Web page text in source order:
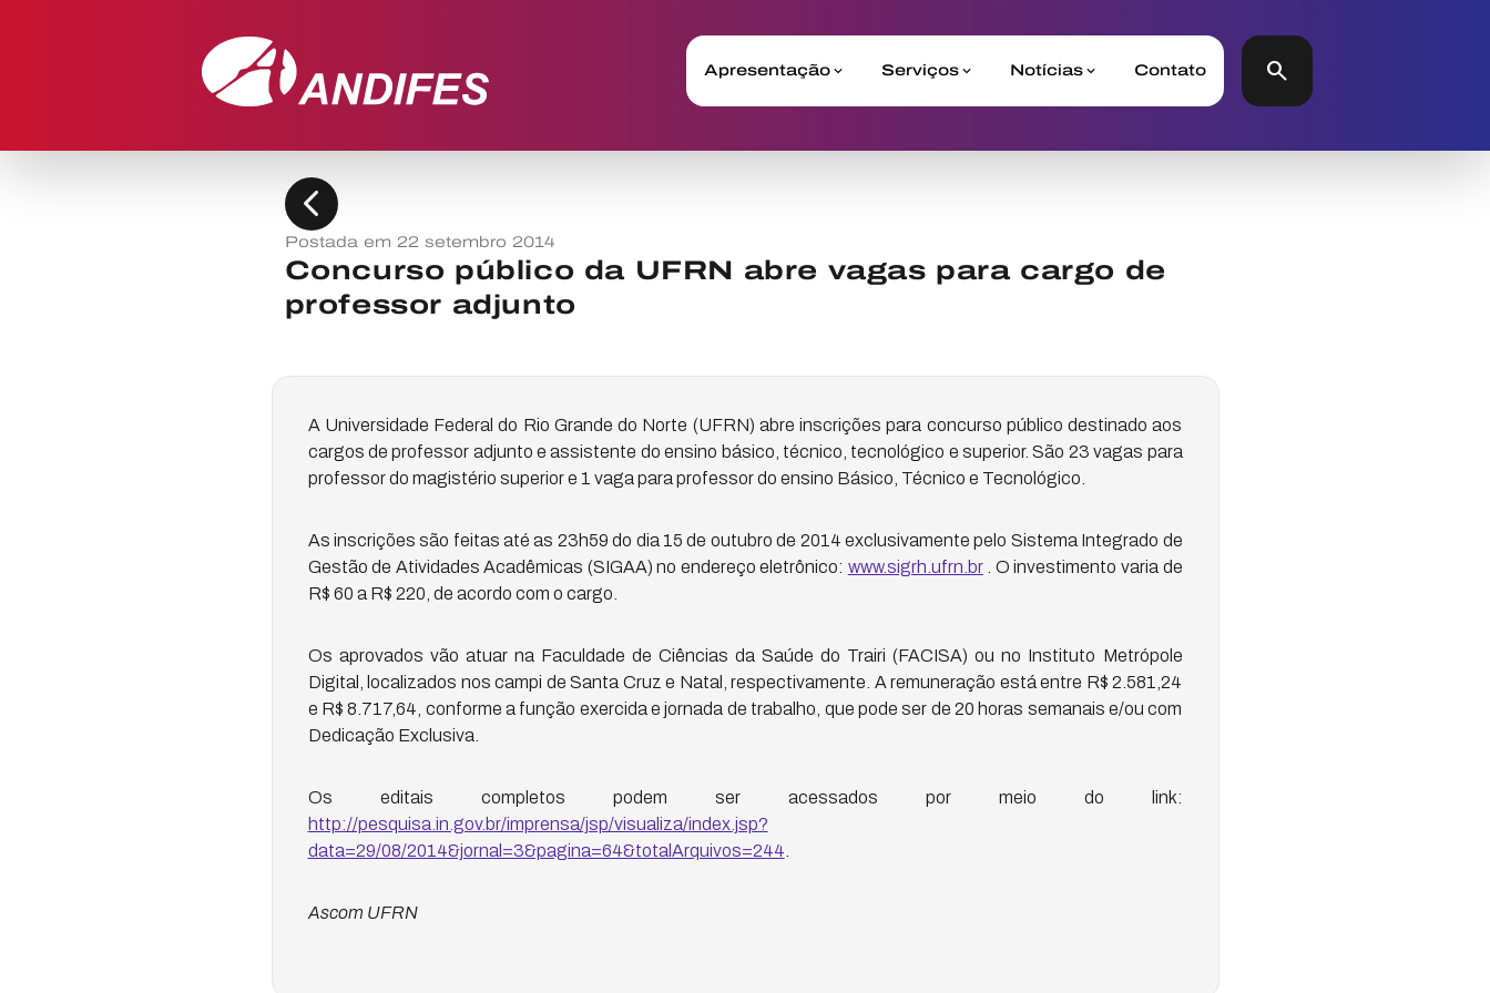
Apresentação Serviços Notícias Contato search
chevron_left
Postada em 22 setembro 2014
Concurso público da UFRN abre vagas para cargo de
professor adjunto
A Universidade Federal do Rio Grande do Norte (UFRN) abre inscrições para concurso público destinado aos
cargos de professor adjunto e assistente do ensino básico, técnico, tecnológico e superior. São 23 vagas para
professor do magistério superior e 1 vaga para professor do ensino Básico, Técnico e Tecnológico.
As inscrições são feitas até as 23h59 do dia 15 de outubro de 2014 exclusivamente pelo Sistema Integrado de
Gestão de Atividades Acadêmicas (SIGAA) no endereço eletrônico: www.sigrh.ufrn.br. O investimento varia de
R$ 60 a R$ 220, de acordo com o cargo.
Os aprovados vão atuar na Faculdade de Ciências da Saúde do Trairi (FACISA) ou no Instituto Metrópole
Digital, localizados nos campi de Santa Cruz e Natal, respectivamente. A remuneração está entre R$ 2.581,24
e R$ 8.717,64, conforme a função exercida e jornada de trabalho, que pode ser de 20 horas semanais e/ou com
Dedicação Exclusiva.
Os editais completos podem ser acessados por meio do link:
http://pesquisa.in.gov.br/imprensa/jsp/visualiza/index.jsp?
data=29/08/2014&jornal=3&pagina=64&totalArquivos=244
Ascom UFRN